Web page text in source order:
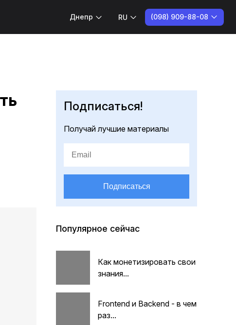
Днепр RU (098) 909-88-08
Подписаться!
Получай лучшие материалы
Подписаться
Популярное сейчас
Как монетизировать свои
знания...
Frontend и Backend - в чем
раз...